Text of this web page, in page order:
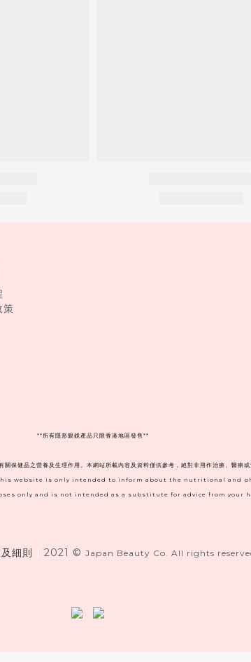
策
** 所有隱形眼鏡產品只限香港地區發售**
保健品之營養及生理作用。本網站所載內容及資料僅供參考，絕對非用作治療、醫療
website is only intended to inform about the nutritional and
only and is not intended as a substitute for advice from your
細則 2021 © Japan Beauty Co. All rights